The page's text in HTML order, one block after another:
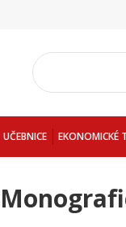
UČEBNICE EKONOMICKÉ